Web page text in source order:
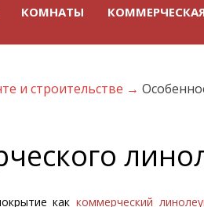
КОМНАТЫ
и строительстве →
каккоммерческий